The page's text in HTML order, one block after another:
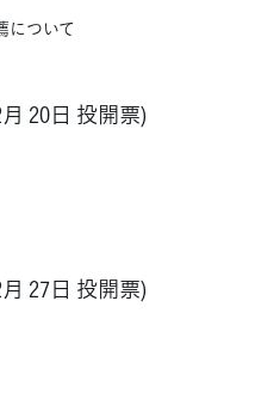
について
20日 投開票)
27日 投開票)